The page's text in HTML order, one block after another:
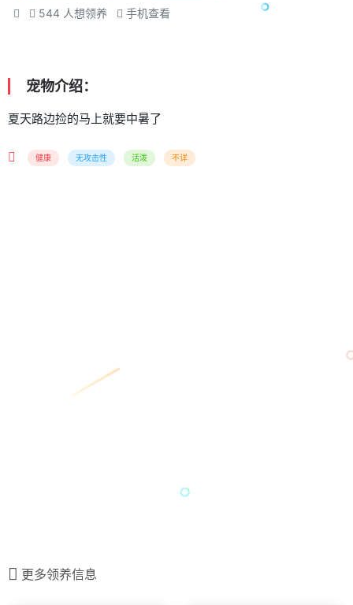
544 人想领养 手机查看
宠物介绍：
夏天路边捡的马上就要中暑了
健康 无攻击性 活泼 不详
更多领养信息